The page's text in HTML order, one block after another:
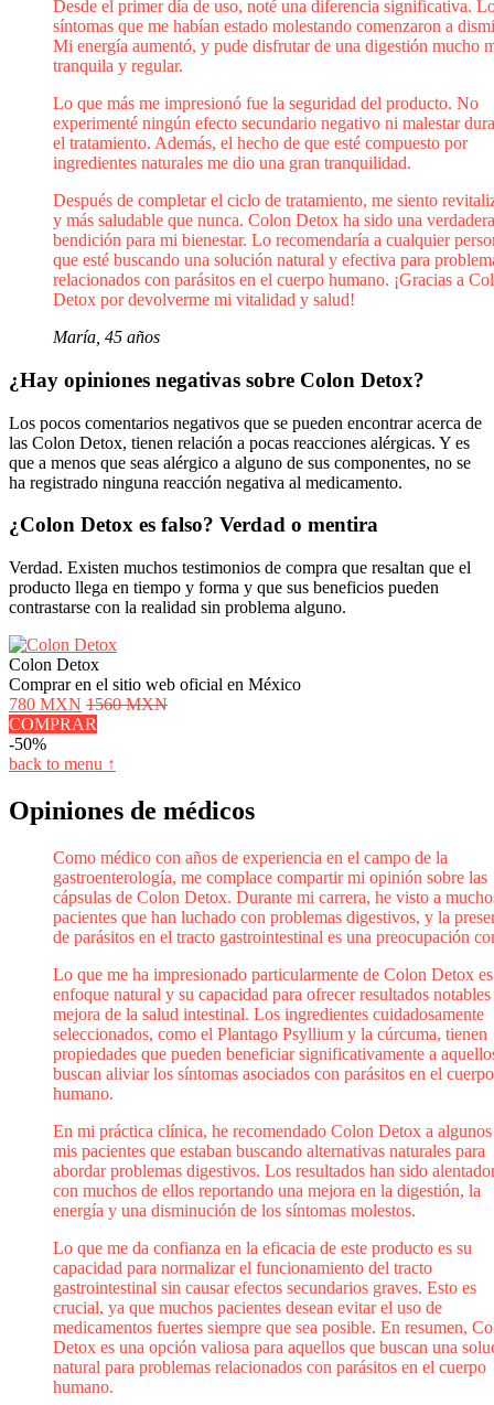
Desde el primer día de uso, noté una diferencia significativa.
síntomas que me habían estado molestando comenzaron a
Mi energía aumentó, y pude disfrutar de una digestión mucho
tranquila y regular.
Lo que más me impresionó fue la seguridad del producto. No
experimenté ningún efecto secundario negativo ni malestar
el tratamiento. Además, el hecho de que esté compuesto por
ingredientes naturales me dio una gran tranquilidad.
Después de completar el ciclo de tratamiento, me siento
y más saludable que nunca. Colon Detox ha sido una verdadera
bendición para mi bienestar. Lo recomendaría a cualquier
que esté buscando una solución natural y efectiva para
relacionados con parásitos en el cuerpo humano. ¡Gracias a
Detox por devolverme mi vitalidad y salud!
María, 45 años
¿Hay opiniones negativas sobre Colon Detox?
Los pocos comentarios negativos que se pueden encontrar acerca de
las Colon Detox, tienen relación a pocas reacciones alérgicas. Y es
que a menos que seas alérgico a alguno de sus componentes, no se
ha registrado ninguna reacción negativa al medicamento.
¿Colon Detox es falso? Verdad o mentira
Verdad. Existen muchos testimonios de compra que resaltan que el
producto llega en tiempo y forma y que sus beneficios pueden
contrastarse con la realidad sin problema alguno.
Colon Detox
Comprar en el sitio web oficial en México
780 MXN 1560 MXN
COMPRAR
-50%
back to menu ↑
Opiniones de médicos
Como médico con años de experiencia en el campo de la
gastroenterología, me complace compartir mi opinión sobre las
cápsulas de Colon Detox. Durante mi carrera, he visto a
pacientes que han luchado con problemas digestivos, y la
de parásitos en el tracto gastrointestinal es una preocupación
Lo que me ha impresionado particularmente de Colon Detox
enfoque natural y su capacidad para ofrecer resultados
mejora de la salud intestinal. Los ingredientes cuidadosamente
seleccionados, como el Plantago Psyllium y la cúrcuma, tienen
propiedades que pueden beneficiar significativamente a
buscan aliviar los síntomas asociados con parásitos en el cuerpo
humano.
En mi práctica clínica, he recomendado Colon Detox a
mis pacientes que estaban buscando alternativas naturales para
abordar problemas digestivos. Los resultados han sido
con muchos de ellos reportando una mejora en la digestión, la
energía y una disminución de los síntomas molestos.
Lo que me da confianza en la eficacia de este producto es su
capacidad para normalizar el funcionamiento del tracto
gastrointestinal sin causar efectos secundarios graves. Esto es
crucial, ya que muchos pacientes desean evitar el uso de
medicamentos fuertes siempre que sea posible. En resumen,
Detox es una opción valiosa para aquellos que buscan una
natural para problemas relacionados con parásitos en el cuerpo
humano.